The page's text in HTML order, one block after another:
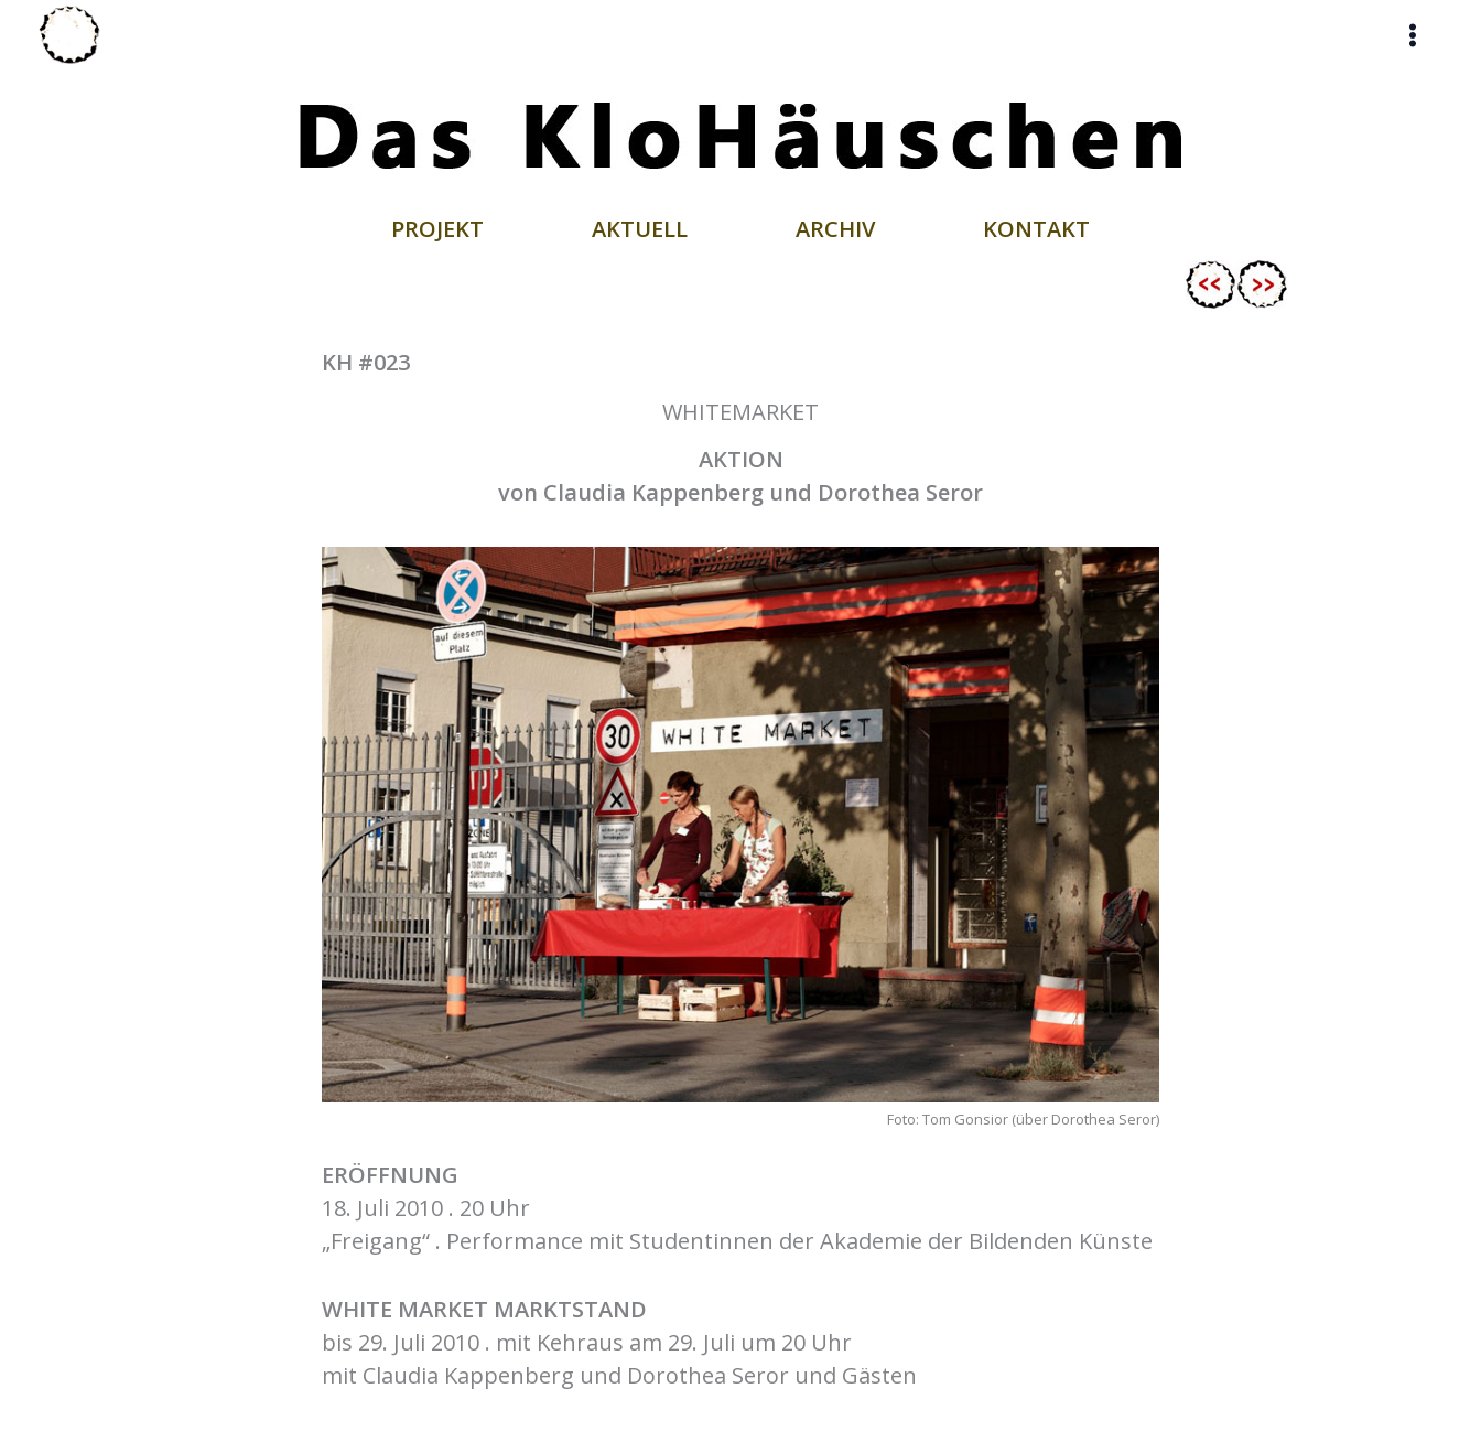
Zum
Inhalt
PROJEKT AKTUELL ARCHIV KONTAKT
KH #023
WHITEMARKET
AKTION
von Claudia Kappenberg und Dorothea Seror
Foto: Tom Gonsior (über Dorothea Seror)
ERÖFFNUNG
18. Juli 2010 . 20 Uhr
„Freigang“ . Performance mit Studentinnen der Akademie der Bildenden Künste
WHITE MARKET MARKTSTAND
bis 29. Juli 2010 . mit Kehraus am 29. Juli um 20 Uhr
mit Claudia Kappenberg und Dorothea Seror und Gästen